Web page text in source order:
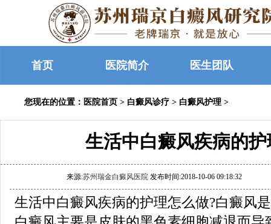
首页 医院简介 医生团队
您现在的位置： 医院首页 > 白癜风诊疗 > 白癜风护理 >
生活中白癜风疾病的
来源:苏州瑞金白癜风医院 发布时间:2018-10-06 09:18:32
生活中白癜风疾病的护理怎么做?白癜风